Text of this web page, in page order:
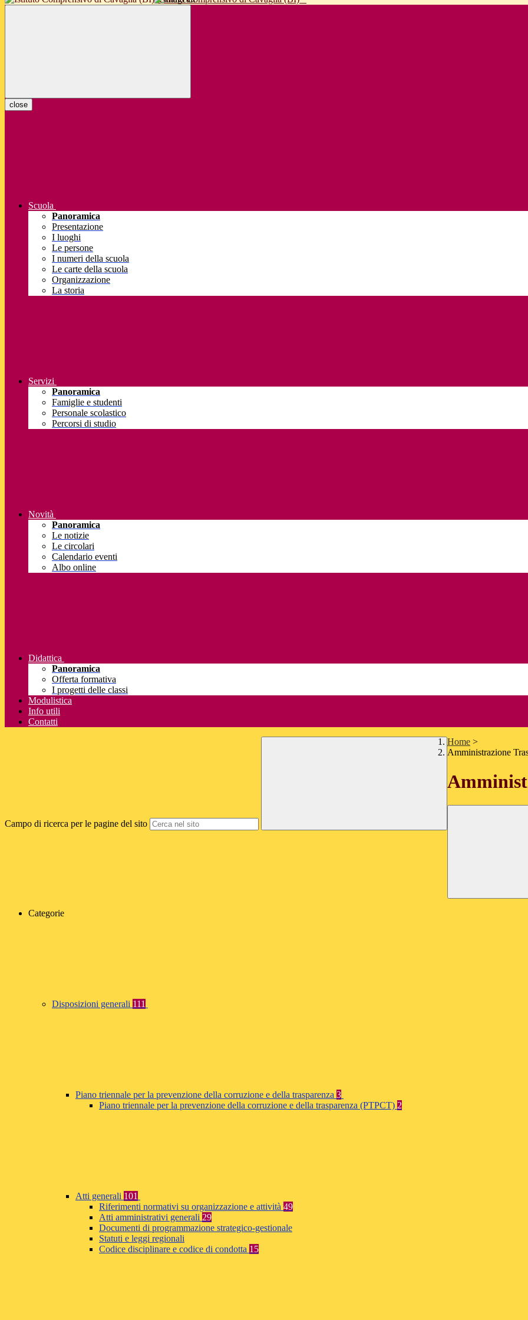
close
Scuola
Panoramica
Presentazione
I luoghi
Le persone
I numeri della scuola
Le carte della scuola
Organizzazione
La storia
Servizi
Panoramica
Famiglie e studenti
Personale scolastico
Percorsi di studio
Novità
Panoramica
Le notizie
Le circolari
Calendario eventi
Albo online
Didattica
Panoramica
Offerta formativa
I progetti delle classi
Modulistica
Info utili
Contatti
Campo di ricerca per le pagine del sito
Home >
Amministrazione
Categorie
Disposizioni generali 111
Piano triennale per la prevenzione della corruzione e della trasparenza 3
Piano triennale per la prevenzione della corruzione e della trasparenza (PTPCT) 2
Atti generali 101
Riferimenti normativi su organizzazione e attività 49
Atti amministrativi generali 29
Documenti di programmazione strategico-gestionale
Statuti e leggi regionali
Codice disciplinare e codice di condotta 15